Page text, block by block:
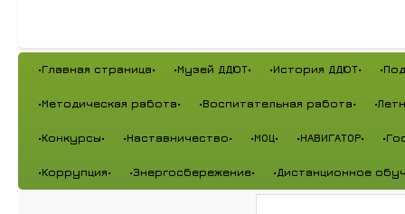
•Главная страница• •Музей ДДЮТ• •История ДДЮТ•
•Методическая работа• •Воспитательная работа•
•Конкурсы• •Наставничество• •МОЦ• •НАВИГАТОР•
•Коррупция• •Энергосбережение• •Дистанционное